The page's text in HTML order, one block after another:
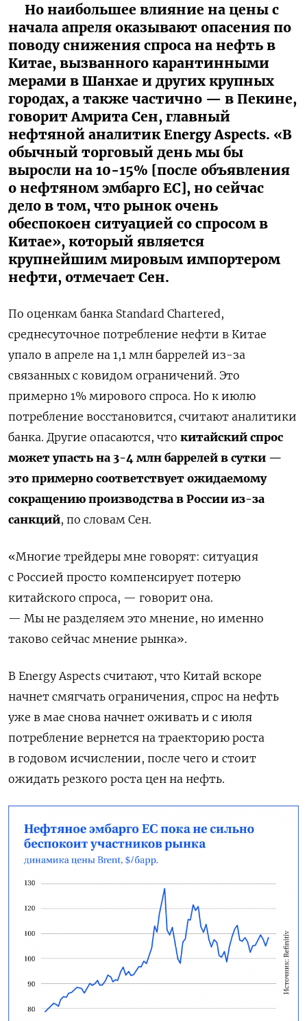
Но наибольшее влияние на цены с
начала апреля оказывают опасения по
поводу снижения спроса на нефть в
Китае, вызванного карантинными
мерами в Шанхае и других крупных
городах, а также частично — в Пекине,
говорит Амрита Сен, главный
нефтяной аналитик Energy Aspects. «В
обычный торговый день мы бы
выросли на 10-15% [после объявления
о нефтяном эмбарго ЕС], но сейчас
дело в том, что рынок очень
обеспокоен ситуацией со спросом в
Китае», который является
крупнейшим мировым импортером
нефти, отмечает Сен.
По оценкам банка Standard Chartered,
среднесуточное потребление нефти в Китае
упало в апреле на 1,1 млн баррелей из-за
связанных с ковидом ограничений. Это
примерно 1% мирового спроса. Но к июлю
потребление восстановится, считают аналитики
банка. Другие опасаются, что китайский спрос
может упасть на 3-4 млн баррелей в сутки —
это примерно соответствует ожидаемому
сокращению производства в России из-за
санкций, по словам Сен.
«Многие трейдеры мне говорят: ситуация
с Россией просто компенсирует потерю
китайского спроса, — говорит она.
— Мы не разделяем это мнение, но именно
таково сейчас мнение рынка».
В Energy Aspects считают, что Китай вскоре
начнет смягчать ограничения, спрос на нефть
уже в мае снова начнет оживать и с июля
потребление вернется на траекторию роста
в годовом исчислении, после чего и стоит
ожидать резкого роста цен на нефть.